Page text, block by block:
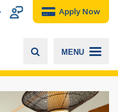
Apply Now
MENU